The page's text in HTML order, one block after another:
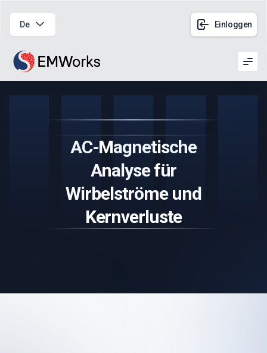
De Einloggen
AC-Magnetische
Analyse für
Wirbelströme und
Kernverluste